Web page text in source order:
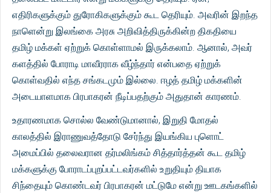
எதிரிகளுக்கும் துரோகிகளுக்கும் கூட தெரியும். அவரின் இறந்த
நாளென்று இலங்கை அரசு அறிவித்திருக்கின்ற திகதியை
தமிழ் மக்கள் ஏற்றுக் கொள்ளாமல் இருக்கலாம். ஆனால், அவர்
களத்தில் போராடி மாவீரராக வீழ்ந்தார் என்பதை ஏற்றுக்
கொள்வதில் எந்த சங்கடமும் இல்லை. ஈழத் தமிழ் மக்களின்
அடையாளமாக பிரபாகரன் நீடிப்பதற்கும் அதுதான் காரணம்.
உதாரணமாக சொல்ல வேண்டுமானால், இறுதி மோதல்
காலத்தில் இராணுவத்தோடு சேர்ந்து இயங்கிய புளொட்
அமைப்பில் தலைவரான தர்மலிங்கம் சித்தார்த்தன் கூட தமிழ்
மக்களுக்கு போராடப்புறப்பட்டவர்களில் உறுதியும் தியாக
சிந்தையும் கொண்டவர் பிரபாகரன் மட்டுமே என்று ஊடகங்களில்